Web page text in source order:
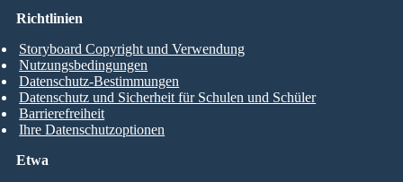
Etwa
Richtlinien
Storyboard Copyright und Verwendung
Nutzungsbedingungen
Datenschutz-Bestimmungen
Datenschutz und Sicherheit für Schulen und Schüler
Barrierefreiheit
Ihre Datenschutzoptionen